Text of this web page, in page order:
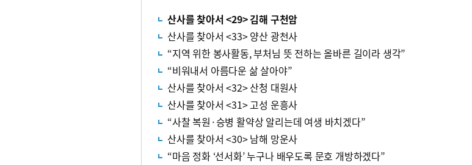
산사를 찾아서 <29> 김해 구천암
산사를 찾아서 <33> 양산 광천사
“지역 위한 봉사활동, 부처님 뜻 전하는 올바른 길이라 생각”
“비워내서 아름다운 삶 살아야”
산사를 찾아서 <32> 산청 대원사
산사를 찾아서 <31> 고성 운흥사
“사찰 복원·승병 활약상 알리는데 여생 바치겠다”
산사를 찾아서 <30> 남해 망운사
“마음 정화 ‘선서화’ 누구나 배우도록 문호 개방하겠다”